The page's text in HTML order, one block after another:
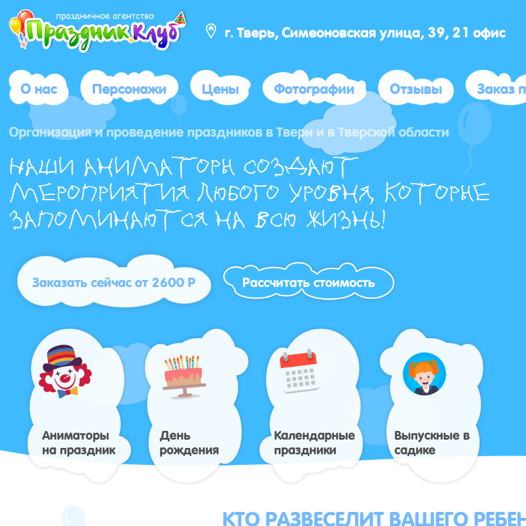
г. Тверь, Симеоновская улица, 39, 21 офис
О нас
Персонажи Цены Фотографии Отзывы Заказ
Организация и проведение праздников в Твери и в Тверской области
Наши аниматоры создают
мероприятия любого уровня, которые
запоминаются на всю жизнь!
Заказать сейчас от 2600 Р Рассчитать стоимость
Аниматоры
на праздник
День
рождения
Календарные
праздники
Выпускные в
садике
КТО РАЗВЕСЕЛИТ ВАШЕГО